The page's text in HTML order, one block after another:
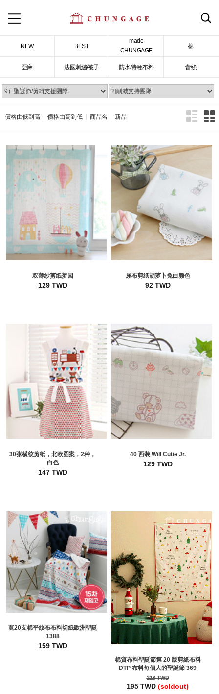
NEW BEST
made
CHUNGAGE
棉
亞麻 法國刺繡/被子 防水/特種布料 蕾絲
價格由低到高 價格由高到低 商品名 新品
双薄纱剪纸梦园
129 TWD
尿布剪纸胡萝卜兔白颜色
92 TWD
30张横纹剪纸，北欧图案，2种，
白色
147 TWD
40 西装 Will Cutie Jr.
129 TWD
寬20支棉平紋布布料切紙歐洲聖誕
1388
159 TWD
棉質布料聖誕節第 20 版剪紙布料
DTP 布料每個人的聖誕節 369
218 TWD
195 TWD(soldout)